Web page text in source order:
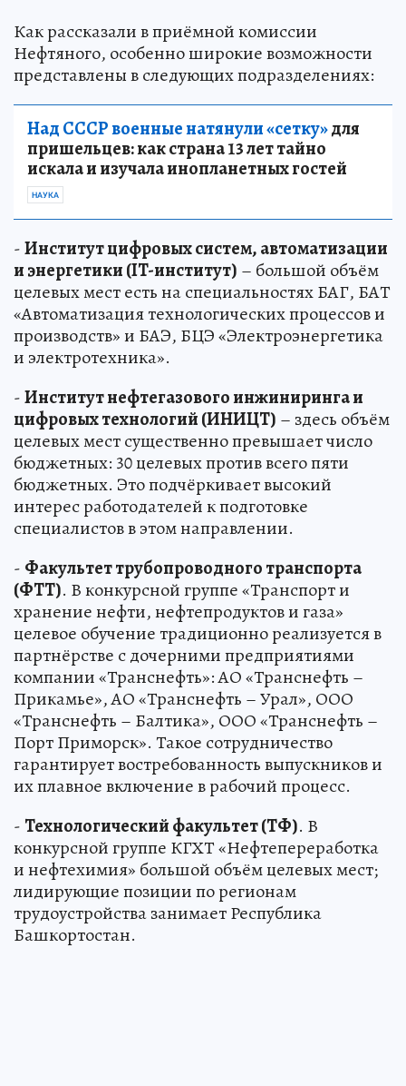
Как рассказали в приёмной комиссии
Нефтяного, особенно широкие возможности
представлены в следующих подразделениях:
Над СССР военные натянули «сетку»для
пришельцев: как страна 13 лет тайно
искала и изучала инопланетных гостей
НАУКА
-Институт цифровых систем, автоматизации
и энергетики (IT-институт) – большой объём
целевых мест есть на специальностях БАГ, БАТ
«Автоматизация технологических процессов и
производств» и БАЭ, БЦЭ «Электроэнергетика
и электротехника».
-Институт нефтегазового инжиниринга и
цифровых технологий (ИНИЦТ) – здесь объём
целевых мест существенно превышает число
бюджетных: 30 целевых против всего пяти
бюджетных. Это подчёркивает высокий
интерес работодателей к подготовке
специалистов в этом направлении.
- Факультет трубопроводного транспорта
(ФТТ). В конкурсной группе «Транспорт и
хранение нефти, нефтепродуктов и газа»
целевое обучение традиционно реализуется в
партнёрстве с дочерними предприятиями
компании «Транснефть»: АО «Транснефть –
Прикамье», АО «Транснефть – Урал», ООО
«Транснефть – Балтика», ООО «Транснефть –
Порт Приморск». Такое сотрудничество
гарантирует востребованность выпускников и
их плавное включение в рабочий процесс.
- Технологический факультет (ТФ). В
конкурсной группе КГХТ «Нефтепереработка
и нефтехимия» большой объём целевых мест;
лидирующие позиции по регионам
трудоустройства занимает Республика
Башкортостан.